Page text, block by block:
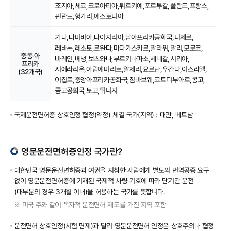
조지아,체코,크로아티아,튀르키예,포르투갈,폴란드,프랑스,
핀란드,헝가리,에스토니아
중동·아
프리카
(32개국)
가나,나미비아,나이지리아,남아프리카공화국,니제르,
레바논,레소토,르완다,마다가스카르,말라위,말리,모로코,
바레인,베냉,보츠와나,부르키나파소,세네갈,시리아,
시에라리온,아랍에미리트,알제리,요르단,우간다,이스라엘,
이집트,중앙아프리카공화국,짐바브웨,코트디부아르,콩고,
콩고공화국,토고,튀니지
국제운전면허증 상호인정 협정(약정) 체결 국가(지역) : 대만, 베트남
영문운전면허증인정 국가란?
대한민국 영문운전면허증과 여권을 지참한 사람에게 별도의 번역공증 요구
없이 영문운전면허증에 기재된 국제적 차량 기호에 따라 단기간 운전
(대부분의 경우 3개월 이내)을 허용하는 국가를 뜻합니다.
※ 미국 주와 같이 독자적 운전면허 제도를 가진 지역 포함
운전면허 상호인정(시험 면제)과 달리 영문운전면허 인정은 상호주의나 협정